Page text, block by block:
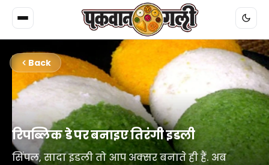
Back
रिपब्लिक डे पर बनाइए तिरंगी इडली
सिंपल, सादा इडली तो आप अक्सर बनाते ही हैं. अब